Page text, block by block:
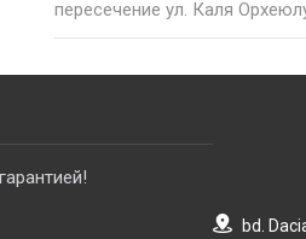
пересечение ул. Каля
bd.